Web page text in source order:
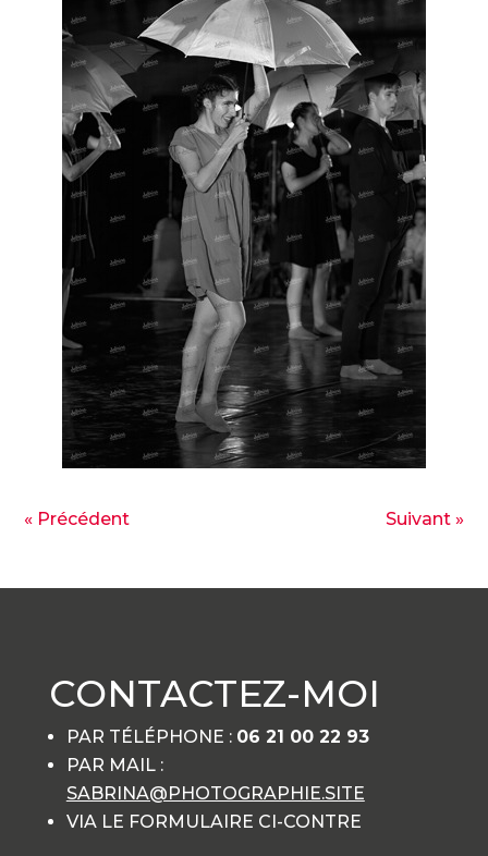
« Précédent Suivant »
CONTACTEZ-MOI
PAR TÉLÉPHONE : 06 21 00 22 93
PAR MAIL :
SABRINA@PHOTOGRAPHIE.SITE
VIA LE FORMULAIRE CI-CONTRE